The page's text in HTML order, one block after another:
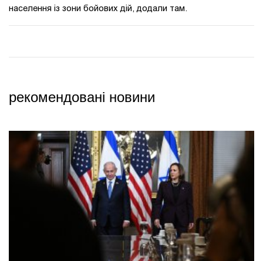
населення із зони бойових дій, додали там.
рекомендовані новини